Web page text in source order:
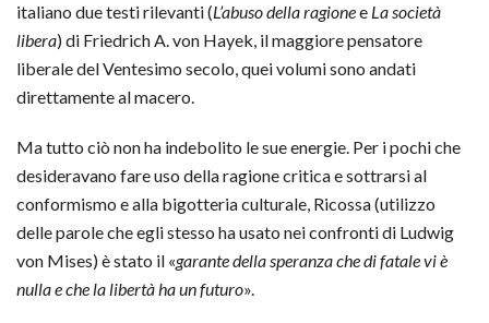
italiano due testi rilevanti (L’abuso della ragionee La società
libera) di Friedrich A. von Hayek, il maggiore pensatore
liberale del Ventesimo secolo, quei volumi sono andati
direttamente al macero.
Ma tutto ciò non ha indebolito le sue energie. Per i pochi che
desideravano fare uso della ragione critica e sottrarsi al
conformismo e alla bigotteria culturale, Ricossa (utilizzo
delle parole che egli stesso ha usato nei confronti di Ludwig
von Mises) è stato il «garante della speranza che di fatale vi è
nulla e che la libertà ha un futuro».